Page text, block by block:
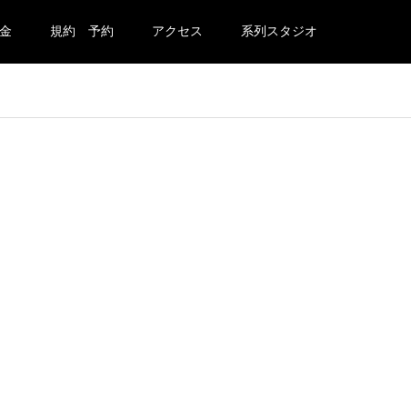
規約 予約 アクセス 系列スタジオ